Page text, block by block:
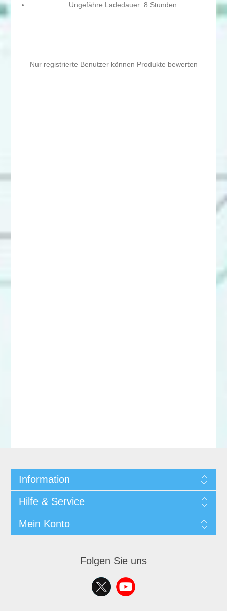
Ungefähre Ladedauer: 8 Stunden
Nur registrierte Benutzer können Produkte bewerten
Information
Hilfe & Service
Mein Konto
Folgen Sie uns